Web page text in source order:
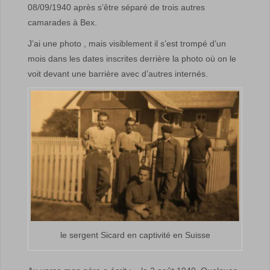
08/09/1940 après s’être séparé de trois autres
camarades à Bex.
J’ai une photo , mais visiblement il s’est trompé d’un
mois dans les dates inscrites derrière la photo où on le
voit devant une barrière avec d’autres internés.
le sergent Sicard en captivité en Suisse